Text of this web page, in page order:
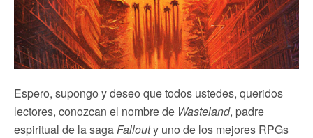
Espero, supongo y deseo que todos ustedes, queridos
lectores, conozcan el nombre de Wasteland, padre
espiritual de la sagaFallouty uno de los mejores RPGs